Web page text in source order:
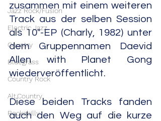
Jazz Rock/Fusion
Electric Jazz
Country
Bluegrass
Country Rock
Alt.Country
Rockabilly
zusammen mit einem weiteren
Track aus der selben Session
als 10"-EP (Charly, 1982) unter
dem Gruppennamen Daevid
Allen with Planet Gong
wiederveröffentlicht.
Diese beiden Tracks fanden
auch den Weg auf die kurze